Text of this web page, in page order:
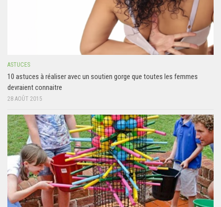
ASTUCES
10 astuces à réaliser avec un soutien gorge que toutes les femmes
devraient connaitre
28 AOÛT 2015